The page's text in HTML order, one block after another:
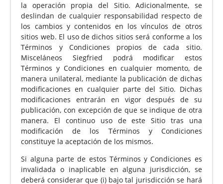
la operación propia del Sitio. Adicionalmente, se
deslindan de cualquier responsabilidad respecto de
los cambios y contenidos en los vínculos de otros
sitios web. El uso de dichos sitios será conforme a los
Términos y Condiciones propios de cada sitio.
Misceláneos Siegfried podrá modificar estos
Términos y Condiciones en cualquier momento, de
manera unilateral, mediante la publicación de dichas
modificaciones en cualquier parte del Sitio. Dichas
modificaciones entrarán en vigor después de su
publicación, con excepción de que se indique de otra
manera. El continuo uso de este Sitio tras una
modificación de los Términos y Condiciones
constituye la aceptación de los mismos.
Si alguna parte de estos Términos y Condiciones es
invalidada o inaplicable en alguna jurisdicción, se
deberá considerar que (i) bajo tal jurisdicción se hará